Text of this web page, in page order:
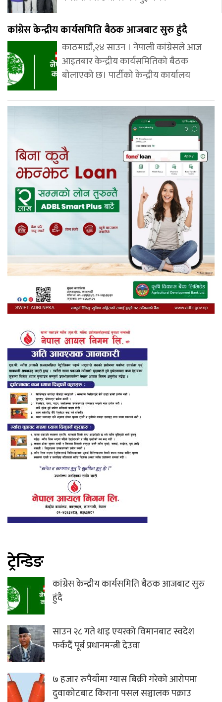
कांग्रेस केन्द्रीय कार्यसमिति बैठक आजबाट सुरु हुंदै
काठमाडौं,२४ साउन । नेपाली कांग्रेसले आज
आइतबार केन्द्रीय कार्यसमितिको बैठक
बोलाएको छ। पार्टीको केन्द्रीय कार्यालय
ट्रेन्डिङ
कांग्रेस केन्द्रीय कार्यसमिति बैठक आजबाट सुरु
हुंदै
साउन २८ गते थाइ एयरको विमानबाट स्वदेश
फर्कदैं पूर्ब प्रधानमन्त्री देउवा
७ हजार रुपैयाँमा ग्यास बिक्री गरेको आरोपमा
दुवाकोटबाट किराना पसल सञ्चालक पक्राउ